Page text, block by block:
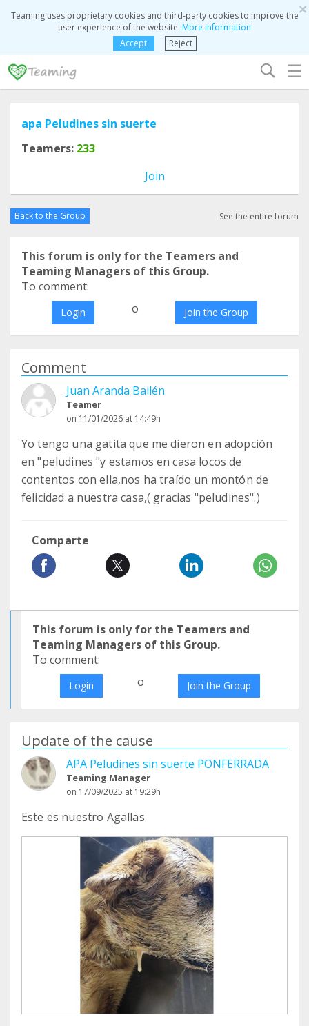
×
Teaming uses proprietary cookies and third-party cookies to improve the
user experience of the website. More information
Accept
Reject
☰
apa Peludines sin suerte
Teamers: 233
Join
Back to the Group See the entire forum
This forum is only for the Teamers and
Teaming Managers of this Group.
To comment:
Login o Join the Group
Comment
Juan Aranda Bailén
Teamer
on 11/01/2026 at 14:49h
Yo tengo una gatita que me dieron en adopción
en "peludines "y estamos en casa locos de
contentos con ella,nos ha traído un montón de
felicidad a nuestra casa,( gracias "peludines".)
Comparte
This forum is only for the Teamers and
Teaming Managers of this Group.
To comment:
Login o Join the Group
Update of the cause
APA Peludines sin suerte PONFERRADA
Teaming Manager
on 17/09/2025 at 19:29h
Este es nuestro Agallas